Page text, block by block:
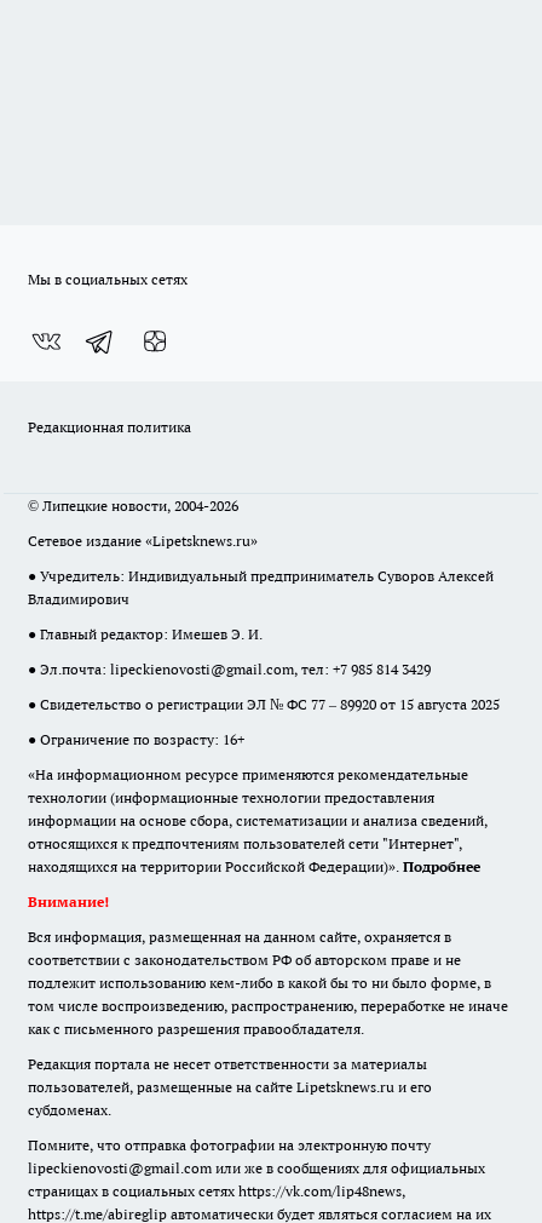
Мы в социальных сетях
Редакционная политика
© Липецкие новости, 2004-2026
Сетевое издание «Lipetsknews.ru»
● Учредитель: Индивидуальный предприниматель Суворов Алексей
Владимирович
● Главный редактор: Имешев Э. И.
● Эл.почта: lipeckienovosti@gmail.com, тел: +7 985 814 3429
● Свидетельство о регистрации ЭЛ № ФС 77 – 89920 от 15 августа 2025
● Ограничение по возрасту: 16+
«На информационном ресурсе применяются рекомендательные
технологии (информационные технологии предоставления
информации на основе сбора, систематизации и анализа сведений,
относящихся к предпочтениям пользователей сети "Интернет",
находящихся на территории Российской Федерации)». Подробнее
Внимание!
Вся информация, размещенная на данном сайте, охраняется в
соответствии с законодательством РФ об авторском праве и не
подлежит использованию кем-либо в какой бы то ни было форме, в
том числе воспроизведению, распространению, переработке не иначе
как с письменного разрешения правообладателя.
Редакция портала не несет ответственности за материалы
пользователей, размещенные на сайте Lipetsknews.ru и его
субдоменах.
Помните, что отправка фотографии на электронную почту
lipeckienovosti@gmail.com или же в сообщениях для официальных
страницах в социальных сетях https://vk.com/lip48news,
https://t.me/abireglip автоматически будет являться согласием на их